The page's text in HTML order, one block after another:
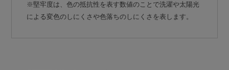
※堅牢度は、色の抵抗性を表す数値のことで洗濯や太陽光
による変色のしにくさや色落ちのしにくさを表します。